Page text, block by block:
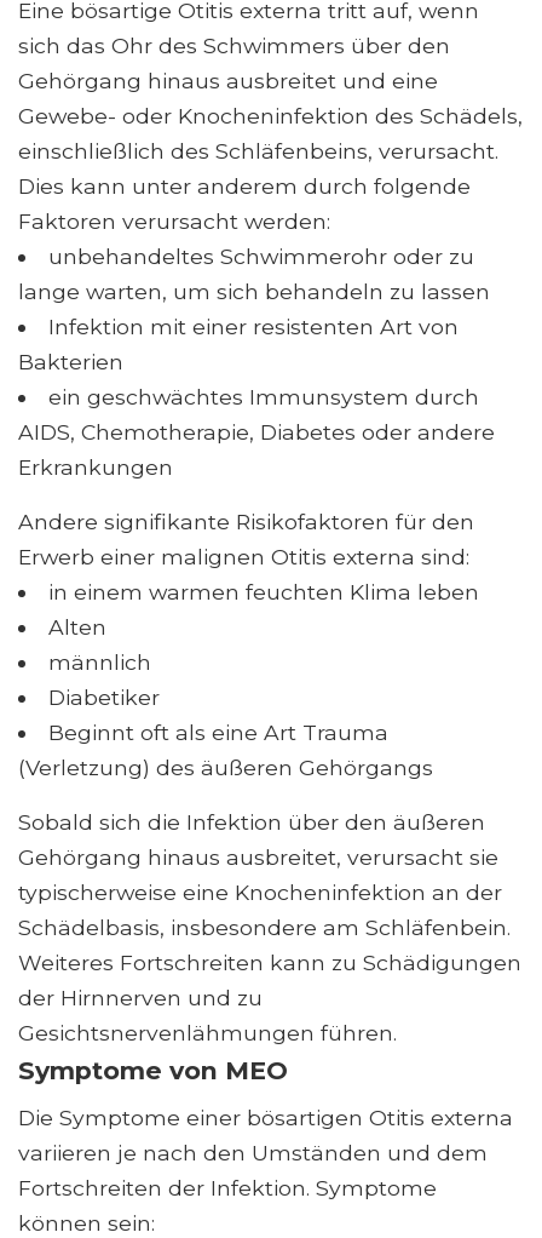
Eine bösartige Otitis externa tritt auf, wenn
sich das Ohr des Schwimmers über den
Gehörgang hinaus ausbreitet und eine
Gewebe- oder Knocheninfektion des Schädels,
einschließlich des Schläfenbeins, verursacht.
Dies kann unter anderem durch folgende
Faktoren verursacht werden:
unbehandeltes Schwimmerohr oder zu
lange warten, um sich behandeln zu lassen
Infektion mit einer resistenten Art von
Bakterien
ein geschwächtes Immunsystem durch
AIDS, Chemotherapie, Diabetes oder andere
Erkrankungen
Andere signifikante Risikofaktoren für den
Erwerb einer malignen Otitis externa sind:
in einem warmen feuchten Klima leben
Alten
männlich
Diabetiker
Beginnt oft als eine Art Trauma
(Verletzung) des äußeren Gehörgangs
Sobald sich die Infektion über den äußeren
Gehörgang hinaus ausbreitet, verursacht sie
typischerweise eine Knocheninfektion an der
Schädelbasis, insbesondere am Schläfenbein.
Weiteres Fortschreiten kann zu Schädigungen
der Hirnnerven und zu
Gesichtsnervenlähmungen führen.
Symptome von MEO
Die Symptome einer bösartigen Otitis externa
variieren je nach den Umständen und dem
Fortschreiten der Infektion. Symptome
können sein: